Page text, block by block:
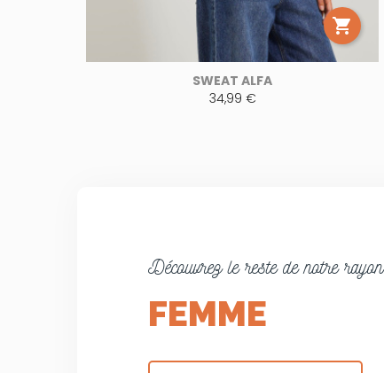

SWEAT ALFA
34,99 €
Découvrez le reste de notre rayon
FEMME